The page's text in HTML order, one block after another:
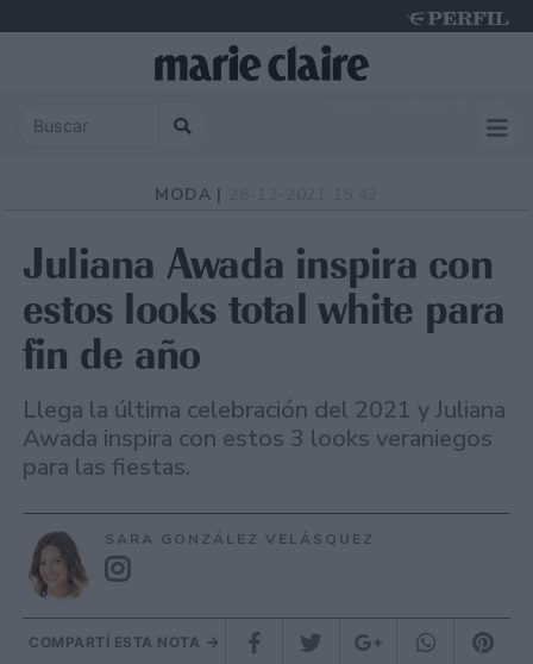
MODA |
Juliana Awada inspira con
estos looks total white para
fin de año
Llega la última celebración del 2021 y Juliana
Awada inspira con estos 3 looks veraniegos
para las fiestas.
SARA GONZÁLEZ VELÁSQUEZ
COMPARTÍ ESTA NOTA